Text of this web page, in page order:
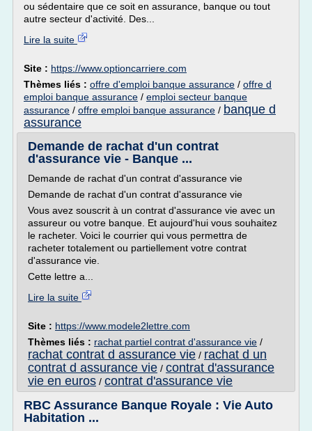
ou sédentaire que ce soit en assurance, banque ou tout
autre secteur d'activité. Des...
Lire la suite
Site : https://www.optioncarriere.com
Thèmes liés : offre d'emploi banque assurance / offre d
emploi banque assurance / emploi secteur banque
assurance / offre emploi banque assurance / banque d
assurance
Demande de rachat d'un contrat
d'assurance vie - Banque ...
Demande de rachat d'un contrat d'assurance vie
Demande de rachat d'un contrat d'assurance vie
Vous avez souscrit à un contrat d'assurance vie avec un
assureur ou votre banque. Et aujourd'hui vous souhaitez
le racheter. Voici le courrier qui vous permettra de
racheter totalement ou partiellement votre contrat
d'assurance vie.
Cette lettre a...
Lire la suite
Site : https://www.modele2lettre.com
Thèmes liés : rachat partiel contrat d'assurance vie /
rachat contrat d assurance vie / rachat d un
contrat d assurance vie / contrat d'assurance
vie en euros / contrat d'assurance vie
RBC Assurance Banque Royale : Vie Auto
Habitation ...